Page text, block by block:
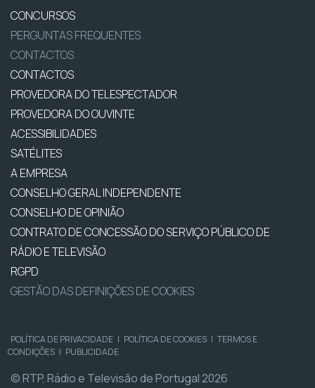
CONCURSOS
PERGUNTAS FREQUENTES
CONTACTOS
CONTACTOS
PROVEDORA DO TELESPECTADOR
PROVEDORA DO OUVINTE
ACESSIBILIDADES
SATÉLITES
A EMPRESA
CONSELHO GERAL INDEPENDENTE
CONSELHO DE OPINIÃO
CONTRATO DE CONCESSÃO DO SERVIÇO PÚBLICO DE
RÁDIO E TELEVISÃO
RGPD
GESTÃO DAS DEFINIÇÕES DE COOKIES
POLÍTICA DE PRIVACIDADE | POLÍTICA DE COOKIES | TERMOS E
CONDIÇÕES | PUBLICIDADE
© RTP, Rádio e Televisão de Portugal 2026